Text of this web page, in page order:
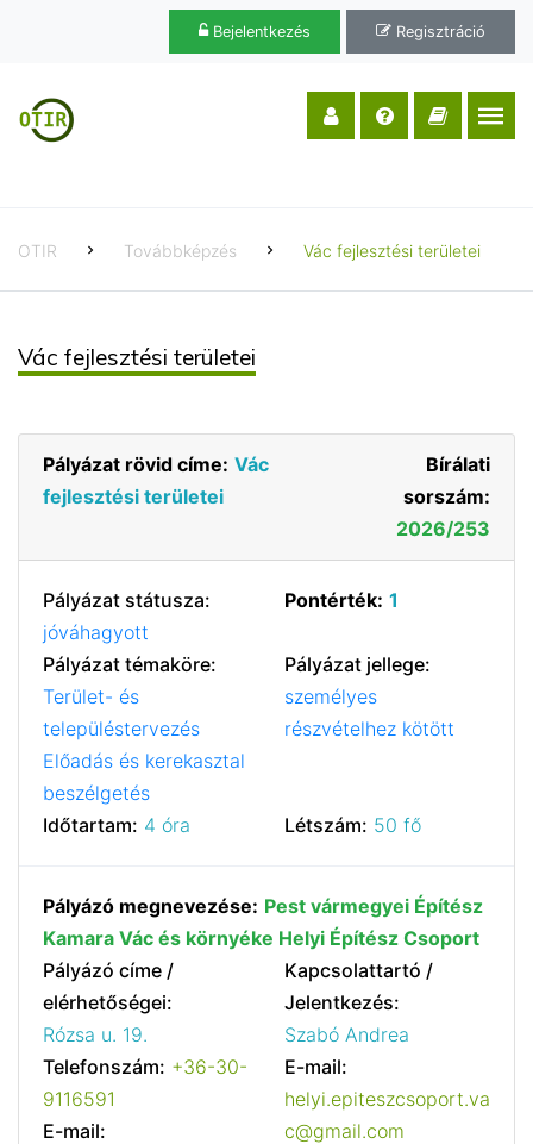
Bejelentkezés Regisztráció
OTIR Továbbképzés Vác fejlesztési területei
Vác fejlesztési területei
Pályázat rövid címe: Vác
fejlesztési területei
Bírálati
sorszám:
2026/253
Pályázat státusza:
jóváhagyott
Pontérték: 1
Pályázat témaköre:
Terület- és
településtervezés
Előadás és kerekasztal
beszélgetés
Pályázat jellege:
személyes
részvételhez kötött
Időtartam: 4 óra Létszám: 50 fő
Pályázó megnevezése: Pest vármegyei Építész
Kamara Vác és környéke Helyi Építész Csoport
Pályázó címe /
elérhetőségei:
Rózsa u. 19.
Telefonszám: +36-30-
9116591
E-mail:
Kapcsolattartó /
Jelentkezés:
Szabó Andrea
E-mail:
helyi.epiteszcsoport.va
c@gmail.com